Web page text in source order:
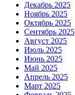
Декабрь 2025
Ноябрь 2025
Октябрь 2025
Сентябрь 2025
Август 2025
Июль 2025
Июнь 2025
Май 2025
Апрель 2025
Март 2025